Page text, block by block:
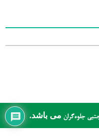
جلوه‌گرانمی باشد.